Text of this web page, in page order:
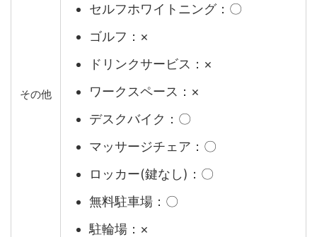
その他
セルフホワイトニング：〇
ゴルフ：×
ドリンクサービス：×
ワークスペース：×
デスクバイク：〇
マッサージチェア：〇
ロッカー(鍵なし)：〇
無料駐車場：〇
駐輪場：×